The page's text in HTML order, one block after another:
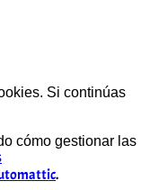
Si continúas
cómo gestionar las
.